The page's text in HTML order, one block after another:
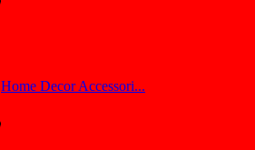
Home Decor Accessori...